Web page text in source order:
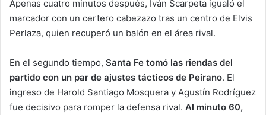
Apenas cuatro minutos después, Iván Scarpeta igualó el
marcador con un certero cabezazo tras un centro de Elvis
Perlaza, quien recuperó un balón en el área rival.
En el segundo tiempo, Santa Fe tomó las riendas del
partido con un par de ajustes tácticos de Peirano. El
ingreso de Harold Santiago Mosquera y Agustín Rodríguez
fue decisivo para romper la defensa rival. Al minuto 60,